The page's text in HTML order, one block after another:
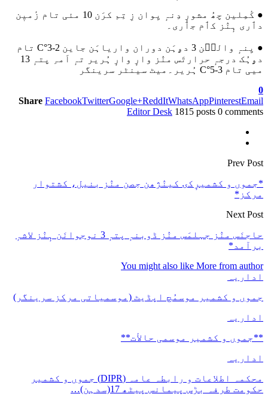
● کٔمِلین چھُ مشورٕ دِنہٕ یِوان زِ تِم کرَن 10 مئی تام زٔمیٖن
دٲری ہٕنٛز کٲم جٲری۔
● یِنہٕ والٮ۪ن 3 دۄہَن دوران واریاہَن جاین 2-3°C تام
دۄہُک درجہٕ حرارتَس منٛز وارٕ وارٕ ہُریر تہٕ اَمہِ پتہٕ 13
میی تام 3-5°C ہُریر۔میٹ سینٹر سرینگر
0
Share FacebookTwitterGoogle+ReddItWhatsAppPinterestEmail
Editor Desk 1815 posts 0 comments
Prev Post
*جموں و کشمیرٕکۍ کینٛژھن حِصن منٛز بنیل، کشتوار
مرکز*
Next Post
حاجنَس منٛز جہلمَس منٛز ڈوبنہٕ پتہٕ 3 نوجوانَن ہٕنٛز لاشہٕ
برآمد*
You might also like More from author
اداریہ
جموں و کشمیر موسمُچ اپڈیٹ (موسمیاتی مرکز سرینگر)
اداریہ
**جموں و كشمیر موسمی حالأت**
اداریہ
محکمہ اطلاعات و رابطہ عامہ (DIPR) جموں و کشمیر
حکومت طرفہ بڑس پیمانس پیٹھ 17(سدہن)…